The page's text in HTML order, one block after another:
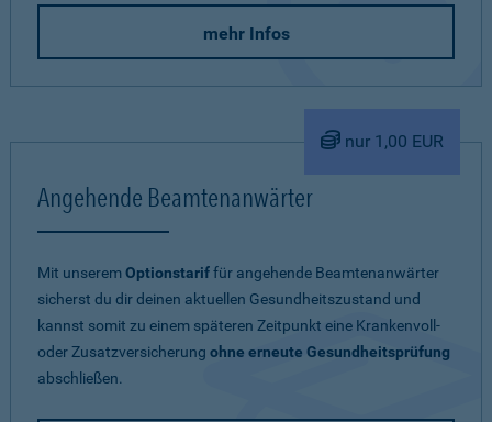
mehr Infos
nur 1,00 EUR
Angehende Beamtenanwärter
Mit unseremOptionstariffür angehende Beamtenanwärter
sicherst du dir deinen aktuellen Gesundheitszustand und
kannst somit zu einem späteren Zeitpunkt eine Krankenvoll-
oder Zusatzversicherung ohne erneute Gesundheitsprüfung
abschließen.